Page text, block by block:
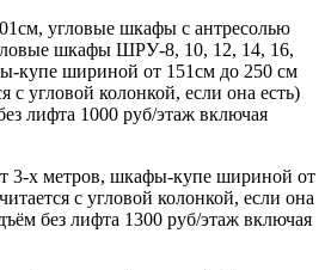
угловые шкафы с антресолью
шкафы ШРУ-8, 10, 12, 14, 16,
купе шириной от 151см до 250 см
с угловой колонкой, если она есть)
лифта 1000 руб/этаж включая
3-х метров, шкафы-купе шириной от
с угловой колонкой, если она
без лифта 1300 руб/этаж включая